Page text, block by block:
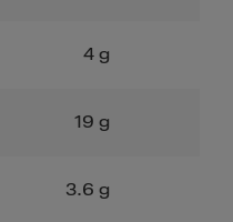
4 g
19 g
3.6 g